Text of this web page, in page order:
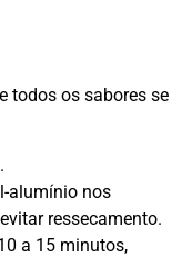
todos os sabores se
alumínio nos
ressecamento.
a 15 minutos,